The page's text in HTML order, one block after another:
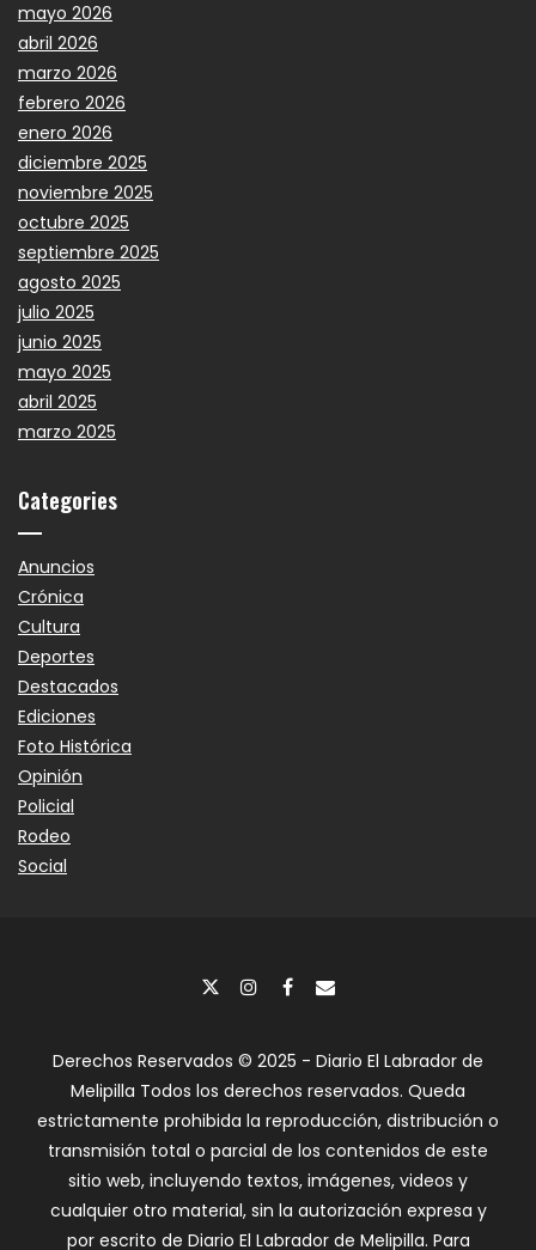
mayo 2026
abril 2026
marzo 2026
febrero 2026
enero 2026
diciembre 2025
noviembre 2025
octubre 2025
septiembre 2025
agosto 2025
julio 2025
junio 2025
mayo 2025
abril 2025
marzo 2025
Categories
Anuncios
Crónica
Cultura
Deportes
Destacados
Ediciones
Foto Histórica
Opinión
Policial
Rodeo
Social
Derechos Reservados © 2025 - Diario El Labrador de
Melipilla Todos los derechos reservados. Queda
estrictamente prohibida la reproducción, distribución o
transmisión total o parcial de los contenidos de este
sitio web, incluyendo textos, imágenes, videos y
cualquier otro material, sin la autorización expresa y
por escrito de Diario El Labrador de Melipilla. Para